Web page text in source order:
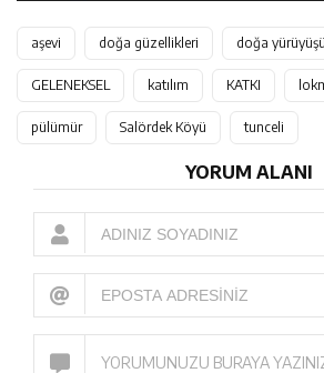
aşevi doğa güzellikleri doğa yürüyüşü
GELENEKSEL katılım KATKI
pülümür Salördek Köyü tunceli
YORUM ALANI